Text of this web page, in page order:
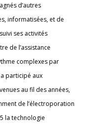
d’autres
informatisées, et de
ses activités
de l’assistance
complexes par
participé aux
au fil des années,
de l’électroporation
la technologie